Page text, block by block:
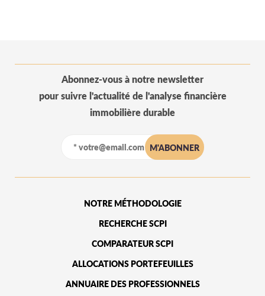
Abonnez-vous à notre newsletter
pour suivre l'actualité de l'analyse financière
immobilière durable
NOTRE MÉTHODOLOGIE
RECHERCHE SCPI
COMPARATEUR SCPI
ALLOCATIONS PORTEFEUILLES
ANNUAIRE DES PROFESSIONNELS